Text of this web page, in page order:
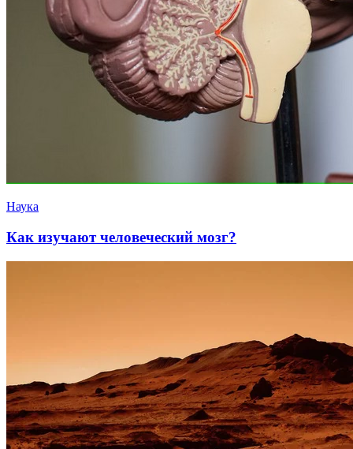
Наука
Как изучают человеческий мозг?